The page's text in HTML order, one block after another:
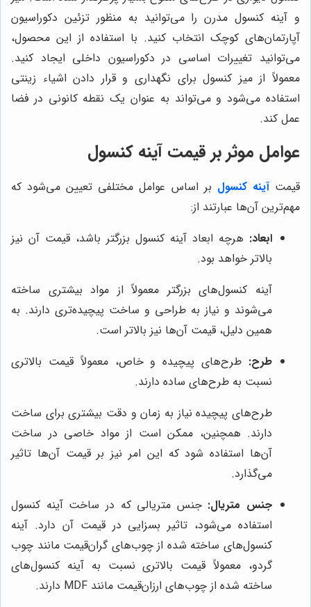
و آینه کنسول مدرن را می‌توانید به منظور تزئین دکوراسیون
آپارتمان‌های کوچک انتخاب کنید. با استفاده از این محصول،
می‌توانید تغییرات اساسی در دکوراسیون داخلی ایجاد کنید.
معمولاً از میز کنسول برای نگهداری و قرار دادن اشیاء زینتی
استفاده می‌شود و می‌تواند به عنوان یک نقطه کانونی در فضا
عمل کند.
عوامل موثر بر قیمت آینه کنسول
قیمتآینه کنسول بر اساس عوامل مختلفی تعیین می‌شود که
مهم‌ترین آن‌ها عبارتند از:
ابعاد: هرچه ابعاد آینه کنسول بزرگتر باشد، قیمت آن نیز
بالاتر خواهد بود.
آینه کنسول‌های بزرگتر معمولاً از مواد بیشتری ساخته
می‌شوند و نیاز به طراحی و ساخت پیچیده‌تری دارند. به
همین دلیل، قیمت آن‌ها نیز بالاتر است.
طرح: طرح‌های پیچیده و خاص، معمولاً قیمت بالاتری
نسبت به طرح‌های ساده دارند.
طرح‌های پیچیده نیاز به زمان و دقت بیشتری برای ساخت
دارند. همچنین، ممکن است از مواد خاصی در ساخت
آن‌ها استفاده شود که این امر نیز بر قیمت آن‌ها تاثیر
می‌گذارد.
جنس متریال: جنس متریالی که در ساخت آینه کنسول
استفاده می‌شود، تاثیر بسزایی در قیمت آن دارد. آینه
کنسول‌های ساخته شده از چوب‌های گران‌قیمت مانند چوب
گردو، معمولاً قیمت بالاتری نسبت به آینه کنسول‌های
ساخته شده از چوب‌های ارزان‌قیمت مانند MDF دارند.